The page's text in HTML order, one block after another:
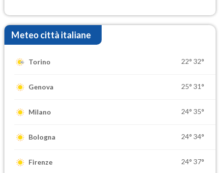
Meteo città italiane
Torino 22° 32°
Genova 25° 31°
Milano 24° 35°
Bologna 24° 34°
Firenze 24° 37°